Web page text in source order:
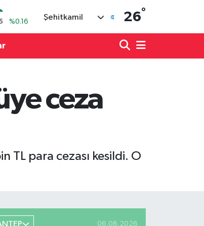
%0.12
Şehitkamil 26°
ceza
para cezası kesildi. O
06.08.2026